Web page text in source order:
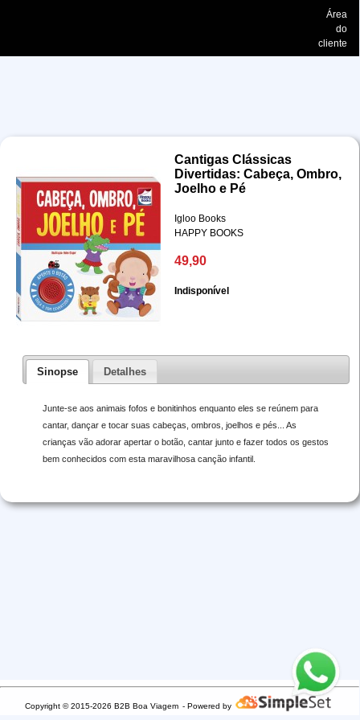
Área
do
cliente
Cantigas Clássicas
Divertidas: Cabeça, Ombro,
Joelho e Pé
Igloo Books
HAPPY BOOKS
49,90
Indisponível
Sinopse Detalhes
Junte-se aos animais fofos e bonitinhos enquanto eles se reúnem para
cantar, dançar e tocar suas cabeças, ombros, joelhos e pés... As
crianças vão adorar apertar o botão, cantar junto e fazer todos os gestos
bem conhecidos com esta maravilhosa canção infantil.
Copyright © 2015-2026 B2B Boa Viagem - Powered by